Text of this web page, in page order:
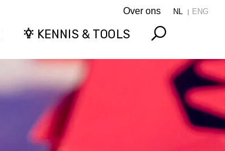
Over ons NL ENG
KENNIS & TOOLS